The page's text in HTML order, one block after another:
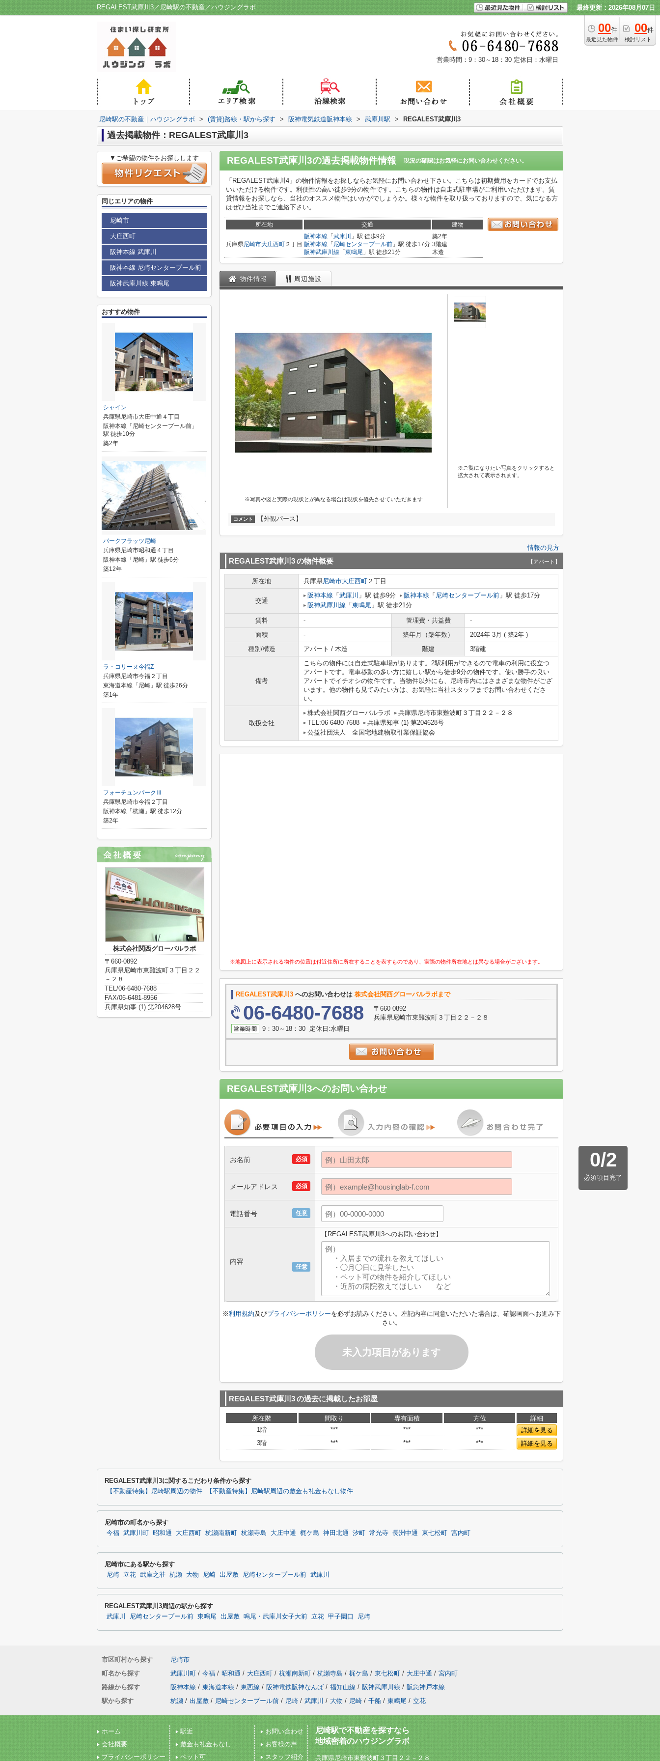
REGALEST武庫川3／尼崎駅の不動産／ハウジングラボ 最終更新：2026年08月07日
00件
最近見た物件
00件
検討リスト
営業時間：9：30～18：30 定休日：水曜日
尼崎駅の不動産｜ハウジングラボ > (賃貸)路線・駅から探す > 阪神電気鉄道阪神本線 > 武庫川駅 > REGALEST武庫川3
過去掲載物件：REGALEST武庫川3
REGALEST武庫川3の過去掲載物件情報 現況の確認はお気軽にお問い合わせください。
「REGALEST武庫川4」の物件情報をお探しならお気軽にお問い合わせ下さい。こちらは初期費用をカードでお支払
いいただける物件です。利便性の高い徒歩9分の物件です。こちらの物件は自走式駐車場がご利用いただけます。賃
貸情報をお探しなら、当社のオススメ物件はいかがでしょうか。様々な物件を取り扱っておりますので、気になる方
はぜひ当社までご連絡下さい。
所在地 交通 建物
兵庫県尼崎市大庄西町 ２丁目
阪神本線 「 武庫川
」駅 徒歩9分
阪神本線 「 尼崎センタープール前 」駅 徒歩17分
阪神武庫川線 「 東鳴尾 」駅 徒歩21分
築2年
3階建
木造
物件情報 周辺施設
※写真や図と実際の現状とが異なる場合は現状を優先させていただきます
※ご覧になりたい写真をクリックすると
拡大されて表示されます。
コメント 【外観パース】
情報の見方
REGALEST武庫川3の物件概要 【アパート】
所在地 兵庫県尼崎市大庄西町 ２丁目
交通
阪神本線 「 武庫川 」駅 徒歩9分 阪神本線 「 尼崎センタープール前 」駅 徒歩17分
阪神武庫川線 「 東鳴尾 」駅 徒歩21分
賃料 - 管理費・共益費
-
面積
- 築年月（築年数）
2024年 3月 ( 築2年 )
種別/構造
アパート / 木造 階建 3階建
備考
こちらの物件には自走式駐車場があります。2駅利用ができるので電車の利用に役立つ
アパートです。電車移動の多い方に嬉しい駅から徒歩9分の物件です。使い勝手の良い
アパートでイチオシの物件です。当物件以外にも、尼崎市内にはさまざまな物件がござ
います。他の物件も見てみたい方は、お気軽に当社スタッフまでお問い合わせくださ
い。
取扱会社
株式会社関西グローバルラボ
兵庫県尼崎市東難波町３丁目２２－２８
TEL:06-6480-7688
兵庫県知事 (1) 第204628号
公益社団法人 全国宅地建物取引業保証協会
※地図上に表示される物件の位置は付近住所に所在することを表すものであり、実際の物件所在地とは異なる場合がございます。
REGALEST武庫川3 へのお問い合わせは 株式会社関西グローバルラボまで
06-6480-7688
〒660-0892
兵庫県尼崎市東難波町３丁目２２－２８
9：30～18：30 定休日:水曜日
REGALEST武庫川3へのお問い合わせ
0/2
必須項目完了
必須
お名前
必須
メールアドレス
任意
電話番号
任意
内容
【REGALEST武庫川3へのお問い合わせ】
※利用規約及びプライバシーポリシーを必ずお読みください。左記内容に同意いただいた場合は、確認画面へお進み下
さい。
未入力項目があります
REGALEST武庫川3の過去に掲載したお部屋
所在階 間取り 専有面積 方位
詳細
1階
*** *** ***
詳細を見る
3階
*** *** *** 詳細を見る
▼ご希望の物件をお探しします
同じエリアの物件
尼崎市
大庄西町
阪神本線 武庫川
阪神本線 尼崎センタープール前
阪神武庫川線 東鳴尾
おすすめ物件
シャイン
兵庫県尼崎市大庄中通４丁目
阪神本線「尼崎センタープール前」
駅 徒歩10分
築2年
パークフラッツ尼崎
兵庫県尼崎市昭和通４丁目
阪神本線「尼崎」駅 徒歩6分
築12年
ラ・コリーヌ今福Z
兵庫県尼崎市今福２丁目
東海道本線「尼崎」駅 徒歩26分
築1年
フォーチュンパークⅢ
兵庫県尼崎市今福２丁目
阪神本線「杭瀬」駅 徒歩12分
築2年
株式会社関西グローバルラボ
〒660-0892
兵庫県尼崎市東難波町３丁目２２
－２８
TEL/06-6480-7688
FAX/06-6481-8956
兵庫県知事 (1) 第204628号
REGALEST武庫川3に関するこだわり条件から探す
【不動産特集】尼崎駅周辺の物件 【不動産特集】尼崎駅周辺の敷金も礼金もなし物件
尼崎市の町名から探す
今福 武庫川町 昭和通 大庄西町 杭瀬南新町 杭瀬寺島 大庄中通 梶ケ島 神田北通 汐町 常光寺 長洲中通 東七松町 宮内町
尼崎市にある駅から探す
尼崎 立花 武庫之荘 杭瀬 大物 尼崎 出屋敷 尼崎センタープール前 武庫川
REGALEST武庫川3周辺の駅から探す
武庫川 尼崎センタープール前 東鳴尾 出屋敷 鳴尾・武庫川女子大前 立花 甲子園口 尼崎
市区町村から探す
尼崎市
町名から探す
武庫川町 / 今福 / 昭和通 / 大庄西町 / 杭瀬南新町 / 杭瀬寺島 / 梶ケ島 / 東七松町 / 大庄中通 / 宮内町
路線から探す
阪神本線 / 東海道本線 / 東西線 / 阪神電鉄阪神なんば / 福知山線 / 阪神武庫川線 / 阪急神戸本線
駅から探す
杭瀬 / 出屋敷 / 尼崎センタープール前 / 尼崎 / 武庫川 / 大物 / 尼崎 / 千船 / 東鳴尾 / 立花
ホーム
会社概要
プライバシーポリシー
駅近
敷金も礼金もなし
ペット可
お問い合わせ
お客様の声
スタッフ紹介
尼崎駅で不動産を探すなら
地域密着のハウジングラボ
兵庫県尼崎市東難波町３丁目２２－２８